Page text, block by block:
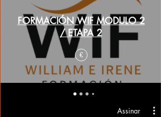
FORMACIÓN WIF MODULO 2
/ ETAPA 2
€
Assinar